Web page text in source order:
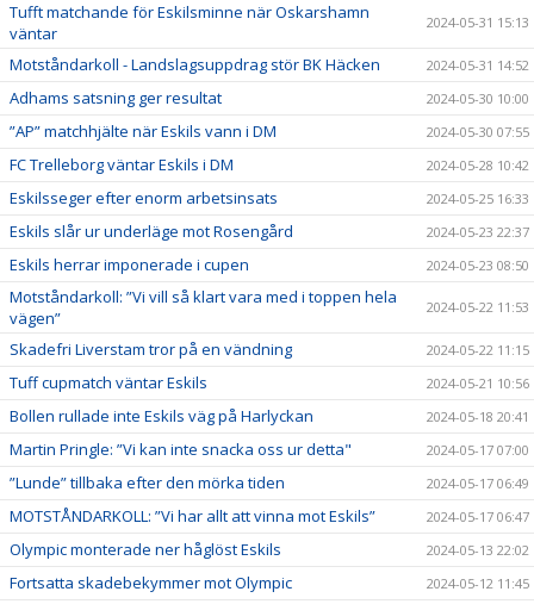
Tufft matchande för Eskilsminne när Oskarshamn
väntar
2024-05-31 15:13
Motståndarkoll - Landslagsuppdrag stör BK Häcken 2024-05-31 14:52
Adhams satsning ger resultat 2024-05-30 10:00
”AP” matchhjälte när Eskils vann i DM 2024-05-30 07:55
FC Trelleborg väntar Eskils i DM 2024-05-28 10:42
Eskilsseger efter enorm arbetsinsats 2024-05-25 16:33
Eskils slår ur underläge mot Rosengård 2024-05-23 22:37
Eskils herrar imponerade i cupen 2024-05-23 08:50
Motståndarkoll: ”Vi vill så klart vara med i toppen hela
vägen”
2024-05-22 11:53
Skadefri Liverstam tror på en vändning 2024-05-22 11:15
Tuff cupmatch väntar Eskils 2024-05-21 10:56
Bollen rullade inte Eskils väg på Harlyckan 2024-05-18 20:41
Martin Pringle: ”Vi kan inte snacka oss ur detta" 2024-05-17 07:00
”Lunde” tillbaka efter den mörka tiden 2024-05-17 06:49
MOTSTÅNDARKOLL: ”Vi har allt att vinna mot Eskils” 2024-05-17 06:47
Olympic monterade ner håglöst Eskils 2024-05-13 22:02
Fortsatta skadebekymmer mot Olympic 2024-05-12 11:45